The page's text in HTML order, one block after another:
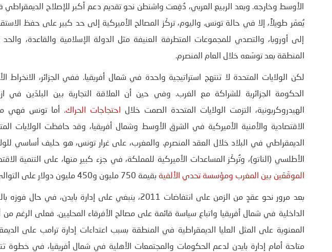
الأوسط وخارجه. وبعد الربيع العربي، دُفِعت واشنطن نحو تقديم دعم أكبر للإصلاح
يُعمّر طويلاً، إلا في حالة تونس. واليوم، تركّز المصالح الأميركية إلى حد كبير على حفظ
إلى أوروبا، والتصدي للمجموعات المتطرفة العنيفة مثل الدولة الإسلامية والقاعدة،
المنطقة بعد توسّعه خلال العام المنصرم.
لكن الولايات المتحدة لا تنتهج استراتيجية واحدة في شمال أفريقيا. ففي الجزائر،
الحكومة الجزائرية للشراكة مع الغرب. وفي حين أن العلاقة التجارية بين البلدَين في
الهيدروكربونية، التزمت الولايات المتحدة الصمت خلال
احتجاجات الحراك. أما تونس فهي من
الاقتصادية والأمنية الأميركية في الشرق الأوسط وشمال أفريقيا، وقد حافظت الولايات
الديمقراطي في البلاد خلال العقد المنصرم. والمغرب، على غرار تونس، هو حليف أساسي
الأطلسي (الناتو)، وتُركّز المساعدات الأميركية للمملكة، في جزء كبير منها، على التنمية
الموقّعَين بين المغرب ومؤسسة تحدي الألفية بقيمة 750 مليون و450 مليون دولار على التوالي.
بعد مرور نحو عقدٍ من الزمن على انتفاضات 2011، ينبغي على إدارة
الداخلية في شمال أفريقيا واتباع سياسة قائمة على مصالح الأفرقاء المحليين. فعلى الرغم
المعنوية على المثل العليا الديمقراطية في المنطقة بسبب اعتداءات إدارة ترامب على
متاحة أمام إدارة بايدن لدعم الحكومات والمجتمعات الأهلية في شمال أفريقيا، في خطوة